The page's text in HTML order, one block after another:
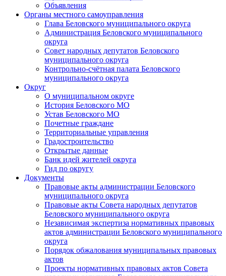
Объявления
Органы местного самоуправления
Глава Беловского муниципального округа
Администрация Беловского муниципального
округа
Совет народных депутатов Беловского
муниципального округа
Контрольно-счётная палата Беловского
муниципального округа
Округ
О муниципальном округе
История Беловского МО
Устав Беловского МО
Почетные граждане
Территориальные управления
Градостроительство
Открытые данные
Банк идей жителей округа
Гид по округу
Документы
Правовые акты администрации Беловского
муниципального округа
Правовые акты Совета народных депутатов
Беловского муниципального округа
Независимая экспертиза нормативных правовых
актов администрации Беловского муниципального
округа
Порядок обжалования муниципальных правовых
актов
Проекты нормативных правовых актов Совета